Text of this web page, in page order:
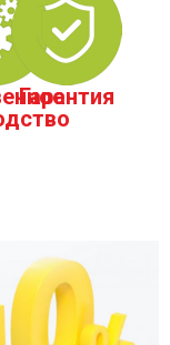
Гарантия